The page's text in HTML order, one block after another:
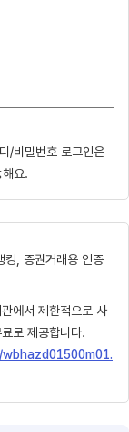
/비밀번호 로그인은
요.
킹, 증권거래용 인증
에서 제한적으로 사
로 제공합니다.